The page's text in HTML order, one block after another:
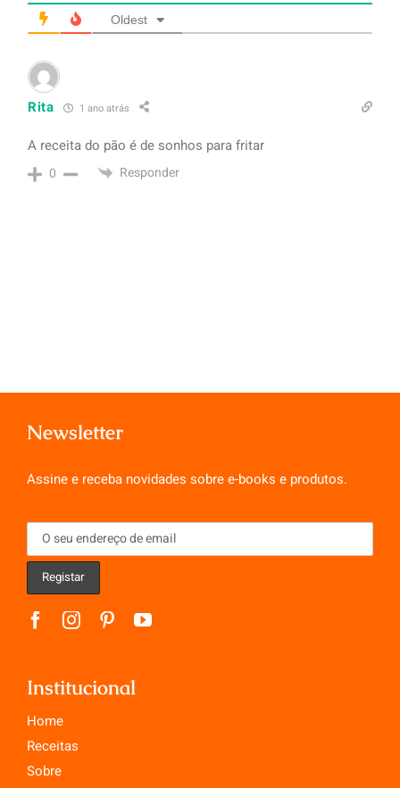
Oldest
Rita 1 ano atrás
A receita do pão é de sonhos para fritar
0 Responder
Newsletter
Assine e receba novidades sobre e-books e produtos.
Institucional
Home
Receitas
Sobre